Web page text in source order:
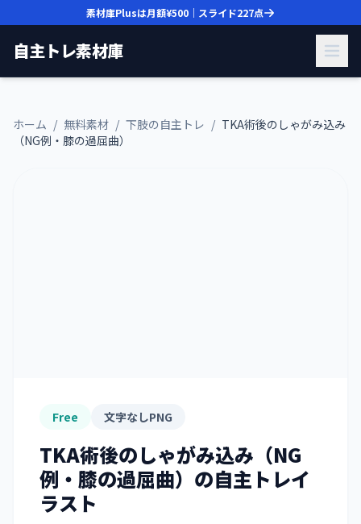
素材庫Plusは月額¥500 ｜スライド227点
自主トレ素材庫
ホーム / 無料素材 / 下肢の自主トレ / TKA術後のしゃがみ込み
（NG例・膝の過屈曲）
Free 文字なしPNG
TKA術後のしゃがみ込み（NG
例・膝の過屈曲） の自主トレイ
ラスト